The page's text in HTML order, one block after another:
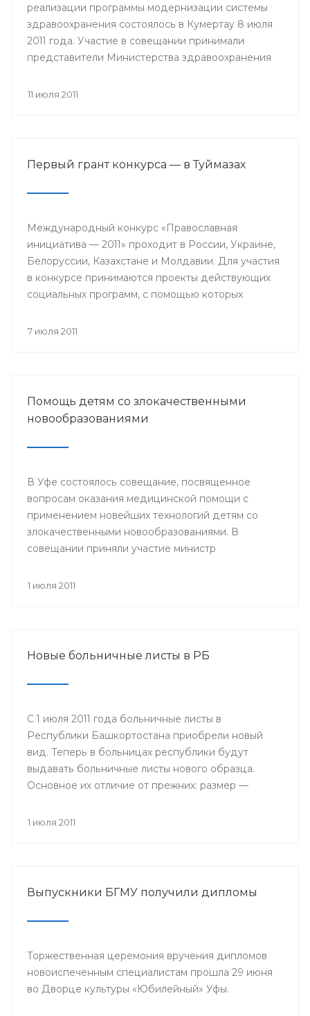
реализации программы модернизации системы
здравоохранения состоялось в Кумертау 8 июля
2011 года. Участие в совещании принимали
представители Министерства здравоохранения
врачи и руководители медицинских учреждений
11 июля 2011
Первый грант конкурса — в Туймазах
Международный конкурс «Православная
инициатива — 2011» проходит в России, Украине,
Белоруссии, Казахстане и Молдавии. Для участия
в конкурсе принимаются проекты действующих
социальных программ, с помощью которых
православных ценностей.
7 июля 2011
Помощь детям со злокачественными
новообразованиями
В Уфе состоялось совещание, посвященное
вопросам оказания медицинской помощи с
применением новейших технологий детям со
злокачественными новообразованиями. В
совещании приняли участие министр
охраны здоровья материнства и детства
1 июля 2011
Новые больничные листы в РБ
С 1 июля 2011 года больничные листы в
Республики Башкортостана приобрели новый
вид. Теперь в больницах республики будут
выдавать больничные листы нового образца.
Основное их отличие от прежних: размер —
поля на голубом поле, в центре размещается
работу, страховой стаж и средний заработок.
1 июля 2011
Выпускники БГМУ получили дипломы
Торжественная церемония вручения дипломов
новоиспеченным специалистам прошла 29 июня
во Дворце культуры «Юбилейный» Уфы.